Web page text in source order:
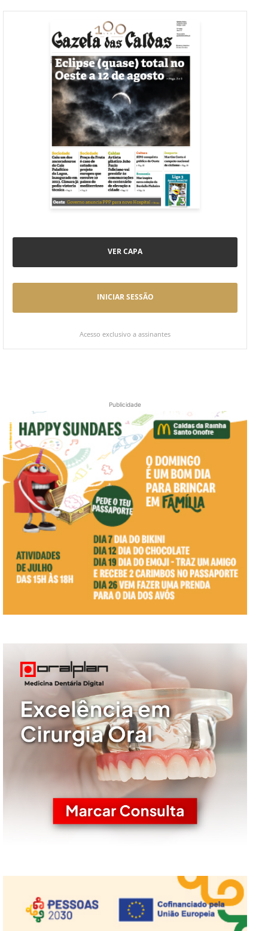
VER CAPA
INICIAR SESSÃO
Acesso exclusivo a assinantes
Publicidade